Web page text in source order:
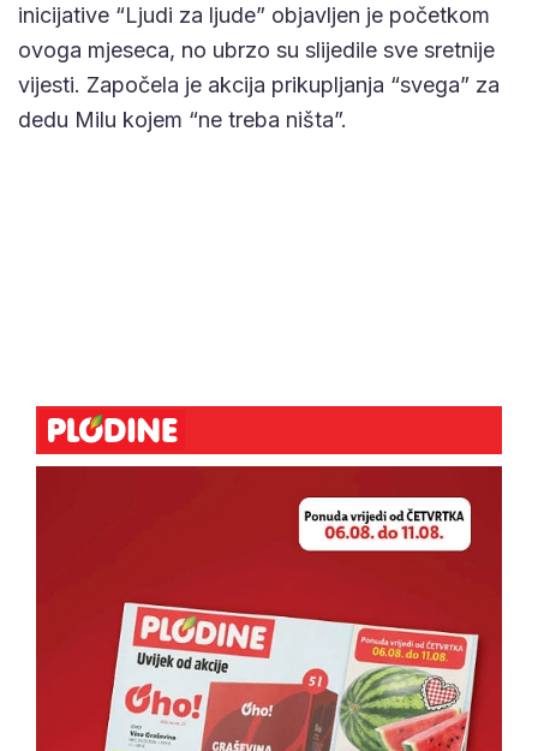
inicijative “Ljudi za ljude” objavljen je početkom
ovoga mjeseca, no ubrzo su slijedile sve sretnije
vijesti. Započela je akcija prikupljanja “svega” za
dedu Milu kojem “ne treba ništa”.